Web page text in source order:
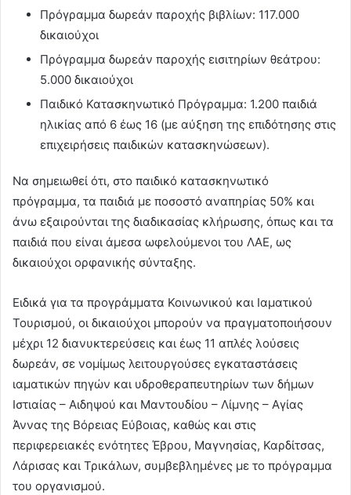
Πρόγραμμα δωρεάν παροχής βιβλίων: 117.000
δικαιούχοι
Πρόγραμμα δωρεάν παροχής εισιτηρίων θεάτρου:
5.000 δικαιούχοι
Παιδικό Κατασκηνωτικό Πρόγραμμα: 1.200 παιδιά
ηλικίας από 6 έως 16 (με αύξηση της επιδότησης στις
επιχειρήσεις παιδικών κατασκηνώσεων).
Να σημειωθεί ότι, στο παιδικό κατασκηνωτικό
πρόγραμμα, τα παιδιά με ποσοστό αναπηρίας 50% και
άνω εξαιρούνται της διαδικασίας κλήρωσης, όπως και τα
παιδιά που είναι άμεσα ωφελούμενοι του ΛΑΕ, ως
δικαιούχοι ορφανικής σύνταξης.
Ειδικά για τα προγράμματα Κοινωνικού και Ιαματικού
Τουρισμού, οι δικαιούχοι μπορούν να πραγματοποιήσουν
μέχρι 12 διανυκτερεύσεις και έως 11 απλές λούσεις
δωρεάν, σε νομίμως λειτουργούσες εγκαταστάσεις
ιαματικών πηγών και υδροθεραπευτηρίων των δήμων
Ιστιαίας – Αιδηψού και Μαντουδίου – Λίμνης – Αγίας
Άννας της Βόρειας Εύβοιας, καθώς και στις
περιφερειακές ενότητες Έβρου, Μαγνησίας, Καρδίτσας,
Λάρισας και Τρικάλων, συμβεβλημένες με το πρόγραμμα
του οργανισμού.